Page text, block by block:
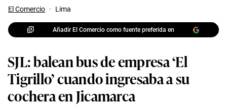
El Comercio · Lima
Añadir El Comercio como fuente preferida en
SJL: balean bus de empresa ‘El
Tigrillo’ cuando ingresaba a su
cochera en Jicamarca